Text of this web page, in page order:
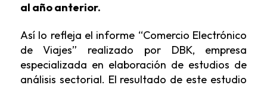
al año anterior.
Así lo refleja el informe “Comercio Electrónico
de Viajes” realizado por DBK, empresa
especializada en elaboración de estudios de
análisis sectorial. El resultado de este estudio